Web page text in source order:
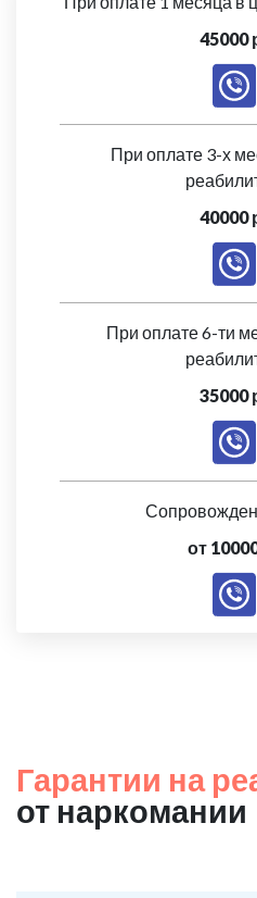
45000
При оплате 3-х
40000
При оплате 6-ти
35000
от
Гарантии на
от наркомании